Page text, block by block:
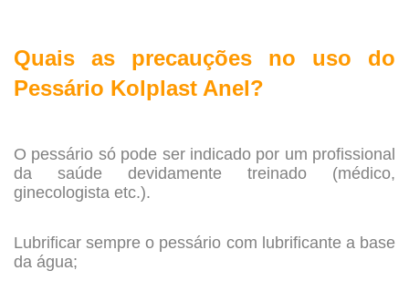
Quais as precauções no uso do
Pessário Kolplast Anel?
O pessário só pode ser indicado por um profissional
da saúde devidamente treinado (médico,
ginecologista etc.).
Lubrificar sempre o pessário com lubrificante a base
da água;